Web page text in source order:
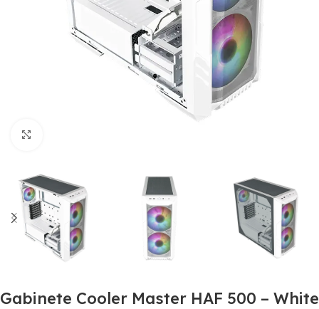
Gabinete Cooler Master HAF 500 – White